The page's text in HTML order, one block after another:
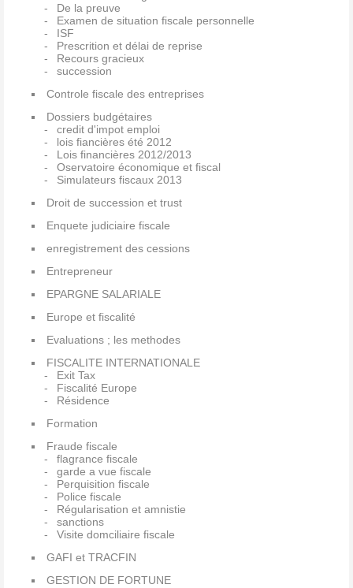
De la preuve
Examen de situation fiscale personnelle
ISF
Prescrition et délai de reprise
Recours gracieux
succession
Controle fiscale des entreprises
Dossiers budgétaires
credit d'impot emploi
lois fiancières été 2012
Lois financières 2012/2013
Oservatoire économique et fiscal
Simulateurs fiscaux 2013
Droit de succession et trust
Enquete judiciaire fiscale
enregistrement des cessions
Entrepreneur
EPARGNE SALARIALE
Europe et fiscalité
Evaluations ; les methodes
FISCALITE INTERNATIONALE
Exit Tax
Fiscalité Europe
Résidence
Formation
Fraude fiscale
flagrance fiscale
garde a vue fiscale
Perquisition fiscale
Police fiscale
Régularisation et amnistie
sanctions
Visite domciliaire fiscale
GAFI et TRACFIN
GESTION DE FORTUNE